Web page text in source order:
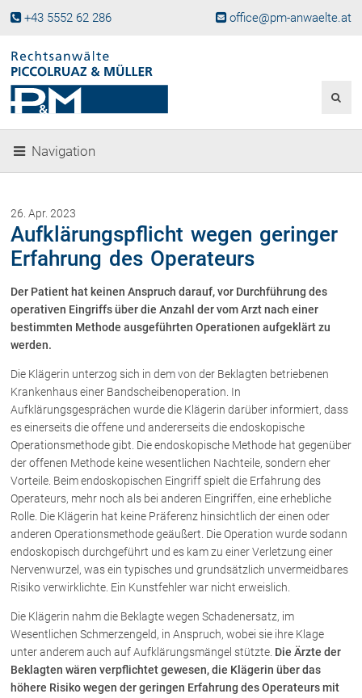
+43 5552 62 286 office@pm-anwaelte.at
Fachgebiete
Gesellschaftsgründung &
Beteiligungen
Immobilienrecht, Bauträgerrecht
Ferienimmobilien in Vorarlberg
Erbrecht
Familienrecht und Scheidungen
Prozessführung und
Schiedsgerichtsbarkeit
Skiunfälle in Österreich
Über uns
Kanzleiteam
Netzwerk
Download
Die Österreichischen Rechtsanwälte
Anwälte
Dr. Stefan Müller
Dr. Petra Piccolruaz
Mag. Patrick Piccolruaz
Dr. Roland Piccolruaz †
Mag. Raphaela Klotz
Navigation
26. Apr. 2023
Aufklärungspflicht wegen geringer
Erfahrung des Operateurs
Der Patient hat keinen Anspruch darauf, vor Durchführung des
operativen Eingriffs über die Anzahl der vom Arzt nach einer
bestimmten Methode ausgeführten Operationen aufgeklärt zu
werden.
Die Klägerin unterzog sich in dem von der Beklagten betriebenen
Krankenhaus einer Bandscheibenoperation. In
Aufklärungsgesprächen wurde die Klägerin darüber informiert, dass
es einerseits die offene und andererseits die endoskopische
Operationsmethode gibt. Die endoskopische Methode hat gegenüber
der offenen Methode keine wesentlichen Nachteile, sondern eher
Vorteile. Beim endoskopischen Eingriff spielt die Erfahrung des
Operateurs, mehr noch als bei anderen Eingriffen, eine erhebliche
Rolle. Die Klägerin hat keine Präferenz hinsichtlich der einen oder
anderen Operationsmethode geäußert. Die Operation wurde sodann
endoskopisch durchgeführt und es kam zu einer Verletzung einer
Nervenwurzel, was ein typisches und grundsätzlich unvermeidbares
Risiko verwirklichte. Ein Kunstfehler war nicht erweislich.
Die Klägerin nahm die Beklagte wegen Schadenersatz, im
Wesentlichen Schmerzengeld, in Anspruch, wobei sie ihre Klage
unter anderem auch auf Aufklärungsmängel stützte. Die Ärzte der
Beklagten wären verpflichtet gewesen, die Klägerin über das
höhere Risiko wegen der geringen Erfahrung des Operateurs mit